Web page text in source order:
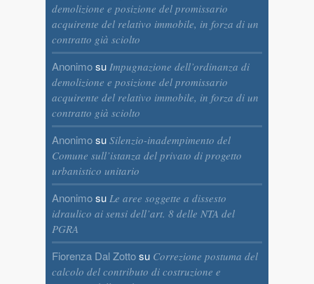
demolizione e posizione del promissario
acquirente del relativo immobile, in forza di un
contratto già sciolto
Anonimosu Impugnazione dell’ordinanza di
demolizione e posizione del promissario
acquirente del relativo immobile, in forza di un
contratto già sciolto
Anonimosu Silenzio-inadempimento del
Comune sull’istanza del privato di progetto
urbanistico unitario
Anonimosu Le aree soggette a dissesto
idraulico ai sensi dell’art. 8 delle NTA del
PGRA
Fiorenza Dal Zottosu Correzione postuma del
calcolo del contributo di costruzione e